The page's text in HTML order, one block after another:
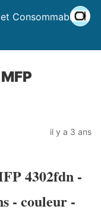
Consommables
il y a 3 ans
4302fdn -
- couleur -